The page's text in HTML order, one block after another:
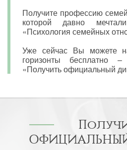
Получите профессию
которой давно
«Психология семейных
Уже сейчас Вы можете
горизонты бесплатно
«Получить официальный